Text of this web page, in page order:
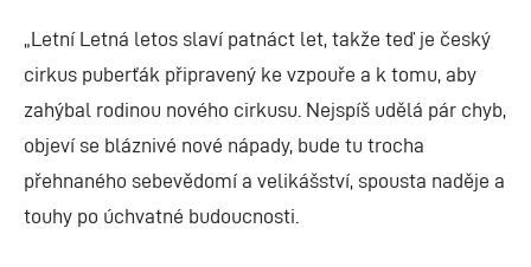
„Letní Letná letos slaví patnáct let, takže teď je český
cirkus puberťák připravený ke vzpouře a k tomu, aby
zahýbal rodinou nového cirkusu. Nejspíš udělá pár chyb,
objeví se bláznivé nové nápady, bude tu trocha
přehnaného sebevědomí a velikášství, spousta naděje a
touhy po úchvatné budoucnosti.